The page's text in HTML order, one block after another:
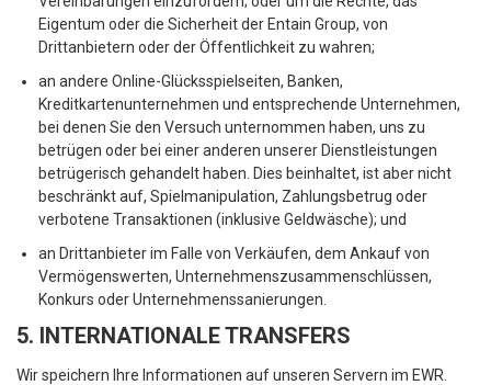
Eigentum oder die Sicherheit der Entain Group, von
Drittanbietern oder der Öffentlichkeit zu wahren;
an andere Online-Glücksspielseiten, Banken,
Kreditkartenunternehmen und entsprechende Unternehmen,
bei denen Sie den Versuch unternommen haben, uns zu
betrügen oder bei einer anderen unserer Dienstleistungen
betrügerisch gehandelt haben. Dies beinhaltet, ist aber nicht
beschränkt auf, Spielmanipulation, Zahlungsbetrug oder
verbotene Transaktionen (inklusive Geldwäsche); und
an Drittanbieter im Falle von Verkäufen, dem Ankauf von
Vermögenswerten, Unternehmenszusammenschlüssen,
Konkurs oder Unternehmenssanierungen.
5. INTERNATIONALE TRANSFERS
Wir speichern Ihre Informationen auf unseren Servern im EWR.